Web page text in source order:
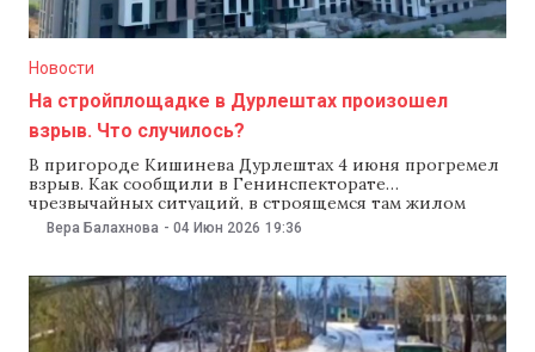
Новости
На стройплощадке в Дурлештах произошел
взрыв. Что случилось?
В пригороде Кишинева Дурлештах 4 июня прогремел
взрыв. Как сообщили в Генинспекторате
чрезвычайных ситуаций, в строящемся там жилом
доме взорвались четыре газовых баллона.
В инспекторате заверили, что взрыв не вызвал пожар
инцидента четыре пожарных расчета быстро
локализовали все очаги потенциального возгорания
и охладили стены. Причину и обстоятельства
случившегося установят компетентные
Вера Балахнова - 04 Июн 2026 19:36